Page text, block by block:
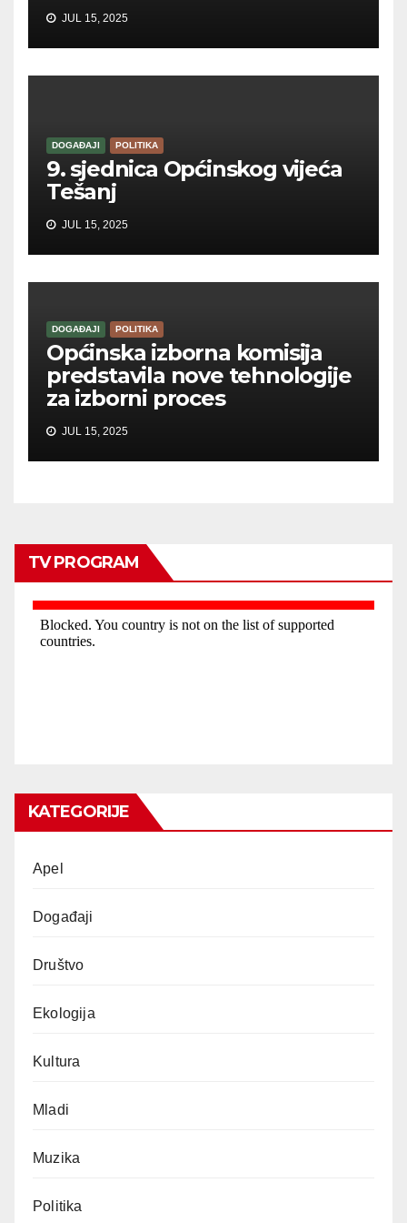
JUL 15, 2025
DOGAĐAJI POLITIKA
9. sjednica Općinskog vijeća
Tešanj
JUL 15, 2025
DOGAĐAJI POLITIKA
Općinska izborna komisija
predstavila nove tehnologije
za izborni proces
JUL 15, 2025
TV PROGRAM
KATEGORIJE
Apel
Događaji
Društvo
Ekologija
Kultura
Mladi
Muzika
Politika